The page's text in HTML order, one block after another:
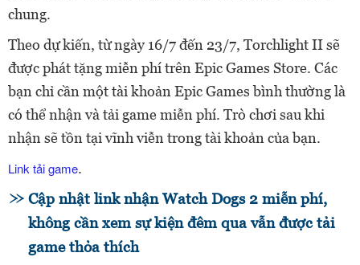
chung.
Theo dự kiến, từ ngày 16/7 đến 23/7, Torchlight II sẽ
được phát tặng miễn phí trên Epic Games Store. Các
bạn chỉ cần một tài khoản Epic Games bình thường là
có thể nhận và tải game miễn phí. Trò chơi sau khi
nhận sẽ tồn tại vĩnh viễn trong tài khoản của bạn.
Link tải game.
Cập nhật link nhận Watch Dogs 2 miễn phí,
không cần xem sự kiện đêm qua vẫn được tải
game thỏa thích